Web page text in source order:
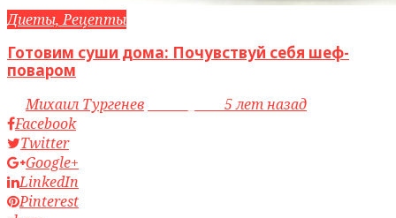
Диеты, Рецепты
Готовим суши дома: Почувствуй себя шеф-
поваром
byМихаил Тургенев
5 лет назад
Facebook
Twitter
Google+
LinkedIn
Pinterest